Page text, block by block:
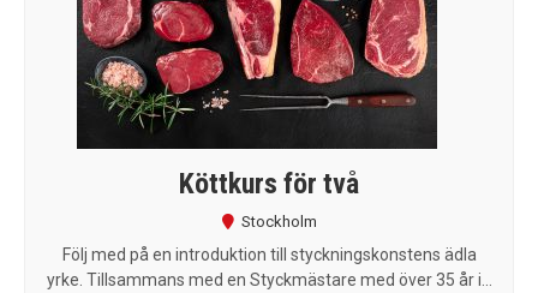
Köttkurs för två
Stockholm
Följ med på en introduktion till styckningskonstens ädla
yrke. Tillsammans med en Styckmästare med över 35 år i...